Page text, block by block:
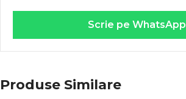
Scrie pe WhatsApp
Produse Similare